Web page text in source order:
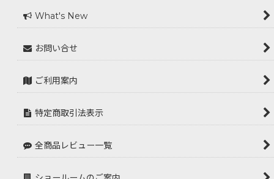
What's New
お問い合せ
ご利用案内
特定商取引法表示
全商品レビュー一覧